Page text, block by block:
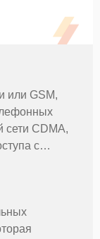
или GSM,
сети CDMA,
с
предлагают